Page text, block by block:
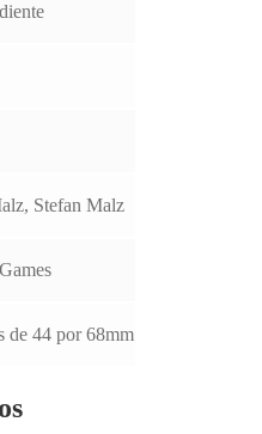
Stefan Malz
de 44 por 68mm